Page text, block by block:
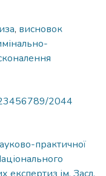
, висновок
2044
практичної